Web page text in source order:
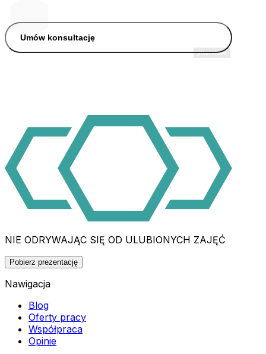
Umów konsultację
NIE ODRYWAJĄC SIĘ OD ULUBIONYCH ZAJĘĆ
Pobierz prezentację
Nawigacja
Blog
Oferty pracy
Współpraca
Opinie